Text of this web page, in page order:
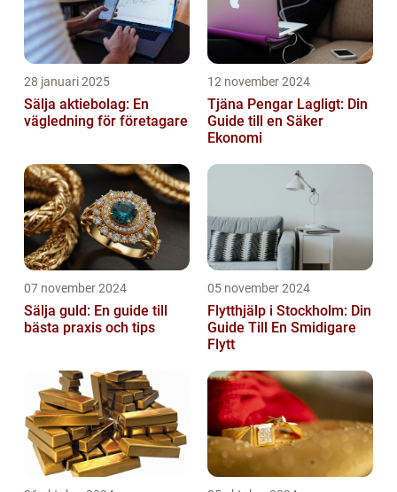
28 januari 2025
Sälja aktiebolag: En
vägledning för företagare
12 november 2024
Tjäna Pengar Lagligt: Din
Guide till en Säker
Ekonomi
07 november 2024
Sälja guld: En guide till
bästa praxis och tips
05 november 2024
Flytthjälp i Stockholm: Din
Guide Till En Smidigare
Flytt